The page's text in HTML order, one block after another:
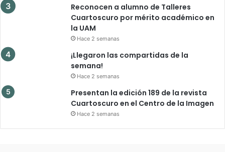
Reconocen a alumno de Talleres
Cuartoscuro por mérito académico en
la UAM
Hace 2 semanas
¡Llegaron las compartidas de la
semana!
Hace 2 semanas
Presentan la edición 189 de la revista
Cuartoscuro en el Centro de la Imagen
Hace 2 semanas